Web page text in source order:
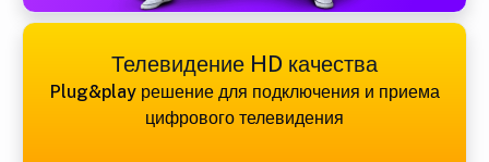
Телевидение HD качества
Plug&play решение для подключения и приема
цифрового телевидения